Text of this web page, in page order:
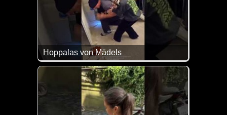
Hoppalas von Mädels